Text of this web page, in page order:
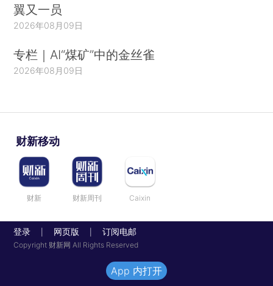
翼又一员
2026年08月09日
专栏｜AI“煤矿”中的金丝雀
2026年08月09日
财新移动
财新 财新周刊 Caixin
登录 网页版 订阅电邮
Copyright 财新网 All Rights Reserved
App 内打开